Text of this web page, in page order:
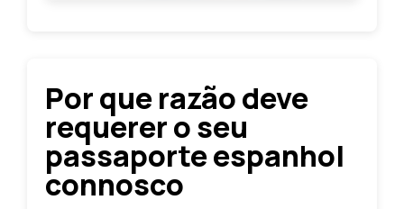
Por que razão deve
requerer o seu
passaporte espanhol
connosco